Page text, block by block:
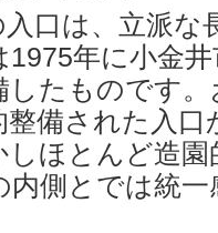
口は、立派な
年に小金井
したものです。
備された入口
しほとんど造園
側とでは統一